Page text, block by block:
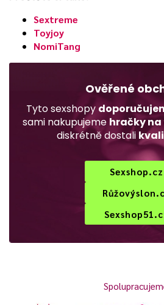
Sextreme
Toyjoy
NomiTang
Ověřené
Tyto sexshopy
sami nakupujeme hračky
diskrétně dostali
Sexshop.cz